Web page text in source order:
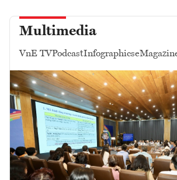
Multimedia
VnE TVPodcastInfographics